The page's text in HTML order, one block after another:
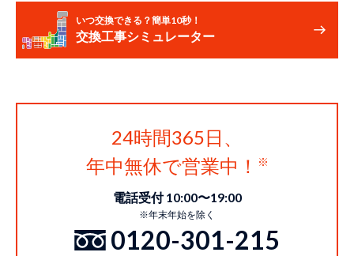
いつ交換できる？簡単10秒！
交換工事シミュレーター
24時間365日、
年中無休で営業中！
電話受付 10:00〜19:00
※年末年始を除く
0120-301-215